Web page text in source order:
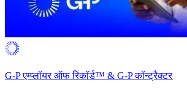
G-P एम्प्लॉयर ऑफ रिकॉर्ड™ & G-P कॉन्ट्रैक्टर​​